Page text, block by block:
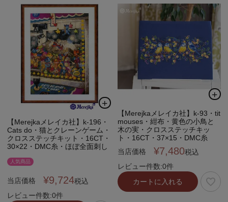
【Merejkaメレイカ社】k-196・
Cats do・猫とクレーンゲーム・
クロスステッチキット・16CT・
30×22・DMC糸・ほぼ全面刺し
人気商品
当店価格 ¥9,724税込
レビュー件数:0件
【Merejkaメレイカ社】k-93・tit
mouses・紺布・黄色の小鳥と
木の実・クロスステッチキッ
ト・16CT・37×15・DMC糸
当店価格
¥7,480税込
レビュー件数:0件
カートに入れる